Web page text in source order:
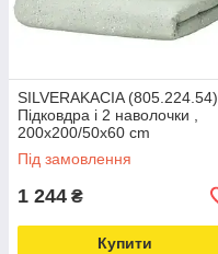
SILVERAKACIA (805.224.54)
Підковдра і 2 наволочки ,
200x200/50x60 cm
Під замовлення
1 244 ₴
Купити